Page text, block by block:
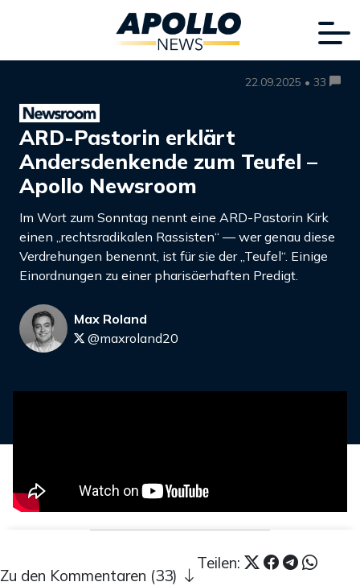
22.09.2025 • 33
ARD-Pastorin erklärt
Andersdenkende zum Teufel –
Apollo Newsroom
Im Wort zum Sonntag nennt eine ARD-Pastorin Kirk
einen „rechtsradikalen Rassisten“ — wer genau diese
Verdrehungen benennt, ist für sie der „Teufel“. Einige
Einordnungen zu einer pharisäerhaften Predigt.
Max Roland
@maxroland20
Teilen:
Zu den Kommentaren (33)